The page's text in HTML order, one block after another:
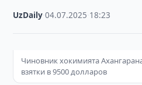
UzDaily ·04.07.2025 18:23
Чиновник хокимията
взятки в 9500 долларов